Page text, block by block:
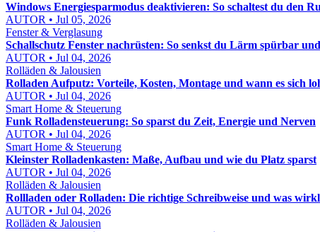
Windows Energiesparmodus deaktivieren: So schaltest du den
AUTOR • Jul 05, 2026
Fenster & Verglasung
Schallschutz Fenster nachrüsten: So senkst du Lärm spürbar
AUTOR • Jul 04, 2026
Rolläden & Jalousien
Rolladen Aufputz: Vorteile, Kosten, Montage und wann es sich
AUTOR • Jul 04, 2026
Smart Home & Steuerung
Funk Rolladensteuerung: So sparst du Zeit, Energie und Nerven
AUTOR • Jul 04, 2026
Smart Home & Steuerung
Kleinster Rolladenkasten: Maße, Aufbau und wie du Platz sparst
AUTOR • Jul 04, 2026
Rolläden & Jalousien
Rollladen oder Rolladen: Die richtige Schreibweise und was
AUTOR • Jul 04, 2026
Rolläden & Jalousien